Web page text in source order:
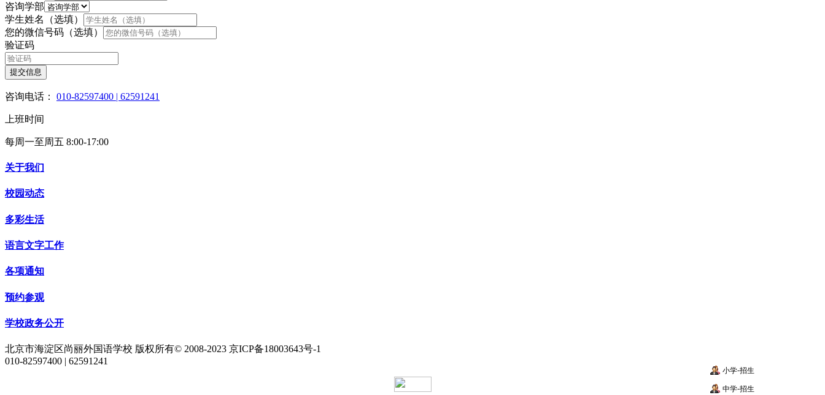
小学-招生
中学-招生
咨询学部
学生姓名（选填）
您的微信号码（选填）
验证码
提交信息
咨询电话： 010-82597400 | 62591241
上班时间
每周一至周五 8:00-17:00
关于我们
校园动态
多彩生活
语言文字工作
各项通知
预约参观
学校政务公开
北京市海淀区尚丽外国语学校 版权所有© 2008-2023 京ICP备18003643号-1
010-82597400 | 62591241